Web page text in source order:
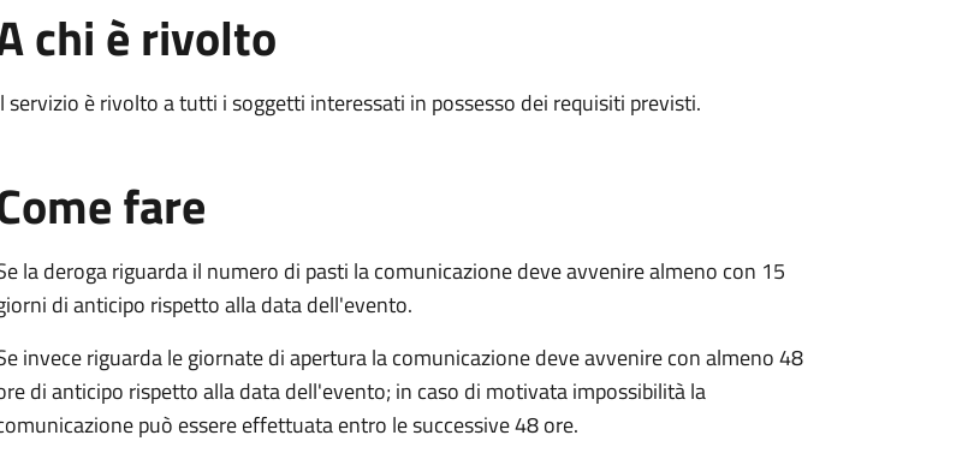
chi è rivolto
servizio è rivolto a tutti i soggetti interessati in possesso dei requisiti previsti.
fare
la deroga riguarda il numero di pasti la comunicazione deve avvenire almeno con 15
di anticipo rispetto alla data dell'evento.
invece riguarda le giornate di apertura la comunicazione deve avvenire con almeno 48
di anticipo rispetto alla data dell'evento; in caso di motivata impossibilità la
può essere effettuata entro le successive 48 ore.